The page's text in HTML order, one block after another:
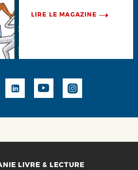
LIRE LE MAGAZINE
LIVRE & LECTURE